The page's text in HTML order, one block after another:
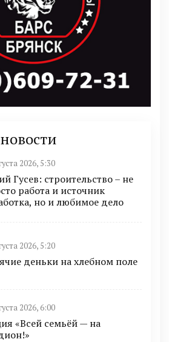
2026, 5:30
Гусев: строительство – не
работа и источник
но и любимое дело
2026, 5:20
деньки на хлебном поле
2026, 6:00
«Всей семьёй — на